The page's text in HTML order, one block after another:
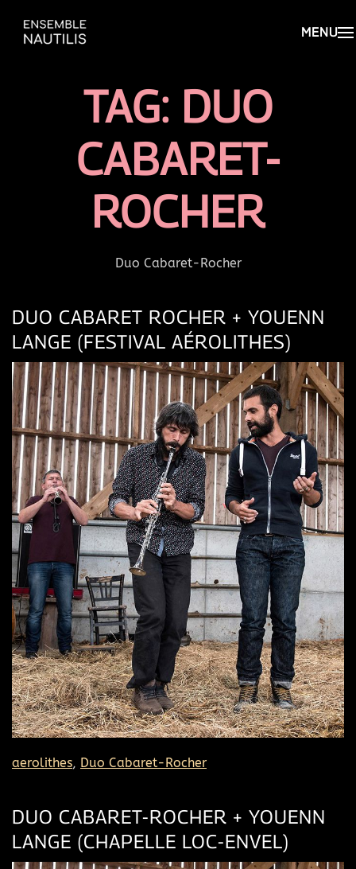
TAG: DUO
CABARET-
ROCHER
Duo Cabaret-Rocher
DUO CABARET ROCHER + YOUENN
LANGE (FESTIVAL AÉROLITHES)
aerolithes, Duo Cabaret-Rocher
DUO CABARET-ROCHER + YOUENN
LANGE (CHAPELLE LOC-ENVEL)